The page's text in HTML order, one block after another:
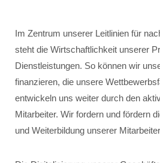
Im Zentrum unserer Leitlinien für
steht die Wirtschaftlichkeit unserer
Dienstleistungen. So können wir
finanzieren, die unsere
entwickeln uns weiter durch den
Mitarbeiter. Wir fordern und fördern
und Weiterbildung unserer